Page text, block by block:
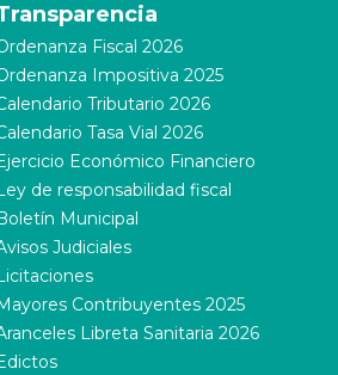
Fiscal 2026
Impositiva 2025
Tributario 2026
Tasa Vial 2026
Ejercicio Económico Financiero
Ley de responsabilidad fiscal
Boletín Municipal
Judiciales
Licitaciones
Mayores Contribuyentes 2025
Libreta Sanitaria 2026
Edictos